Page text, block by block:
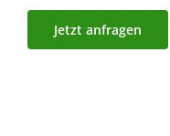
Jetzt anfragen